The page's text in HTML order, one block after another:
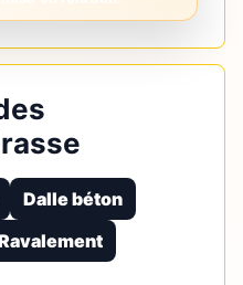
Dalle béton